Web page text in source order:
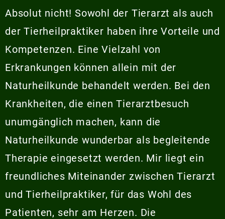
Absolut nicht! Sowohl der Tierarzt als auch
der Tierheilpraktiker haben ihre Vorteile und
Kompetenzen. Eine Vielzahl von
Erkrankungen können allein mit der
Naturheilkunde behandelt werden. Bei den
Krankheiten, die einen Tierarztbesuch
unumgänglich machen, kann die
Naturheilkunde wunderbar als begleitende
Therapie eingesetzt werden. Mir liegt ein
freundliches Miteinander zwischen Tierarzt
und Tierheilpraktiker, für das Wohl des
Patienten, sehr am Herzen. Die